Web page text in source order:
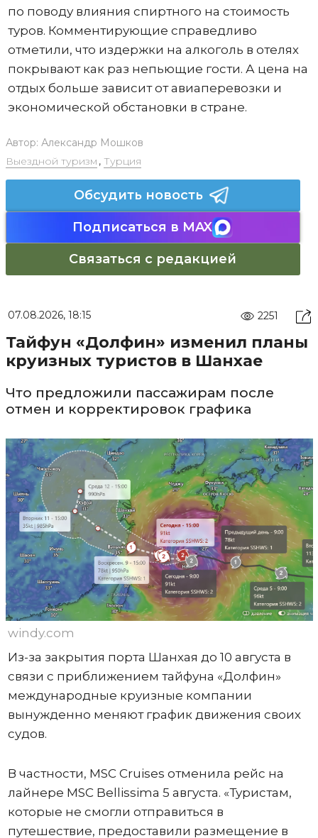
по поводу влияния спиртного на стоимость
туров. Комментирующие справедливо
отметили, что издержки на алкоголь в отелях
покрывают как раз непьющие гости. А цена на
отдых больше зависит от авиаперевозки и
экономической обстановки в стране.
Автор: Александр Мошков
Выездной туризм , Турция
Обсудить новость
Подписаться в MAX
Связаться с редакцией
07.08.2026, 18:15 2251
Тайфун «Долфин» изменил планы
круизных туристов в Шанхае
Что предложили пассажирам после
отмен и корректировок графика
windy.com
Из-за закрытия порта Шанхая до 10 августа в
связи с приближением тайфуна «Долфин»
международные круизные компании
вынужденно меняют график движения своих
судов.
В частности, MSC Cruises отменила рейс на
лайнере MSC Bellissima 5 августа. «Туристам,
которые не смогли отправиться в
путешествие, предоставили размещение в